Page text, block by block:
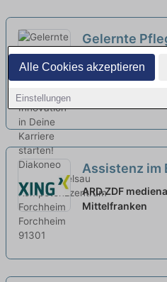
Alle Cookies akzeptieren
Einstellungen
Gelernte
in Teilzeit -
Karriere
Diakoneo
Assistenz im
neu
ARD.ZDF
Mittelfranken